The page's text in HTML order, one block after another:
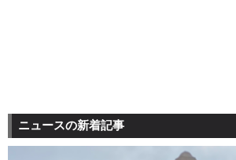
ニュースの新着記事